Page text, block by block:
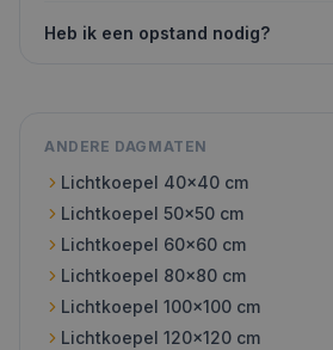
Heb ik een opstand nodig?
ANDERE DAGMATEN
Lichtkoepel 40x40 cm
Lichtkoepel 50x50 cm
Lichtkoepel 60x60 cm
Lichtkoepel 80x80 cm
Lichtkoepel 100x100 cm
Lichtkoepel 120x120 cm